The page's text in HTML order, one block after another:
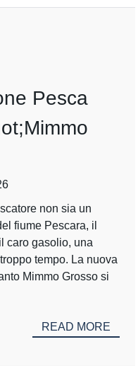
Pesca
non sia un
fiume Pescara, il
caro gasolio, una
tempo. La nuova
Mimmo Grosso si
READ MORE